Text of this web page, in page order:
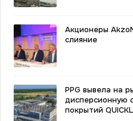
Акционеры
слияние
PPG вывела на
дисперсионную
покрытий